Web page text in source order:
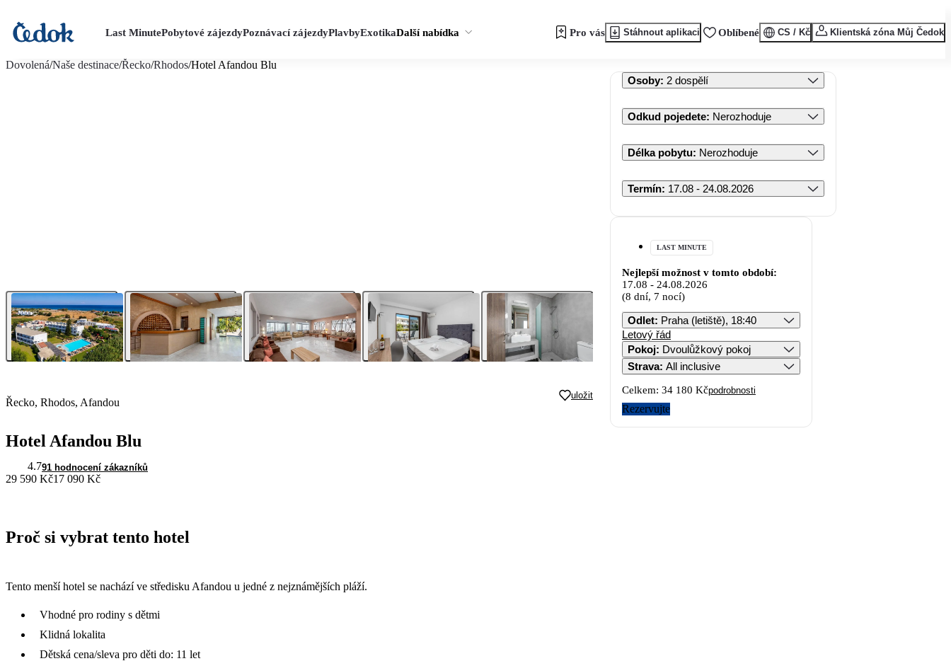
Last MinutePobytové zájezdyPoznávací zájezdyPlavbyExotikaDalší nabídka Pro vás Stáhnout aplikaci Oblíbené CS / Kč Klientská zóna Můj Čedok
Dovolená/Naše destinace/Řecko/Rhodos/Hotel Afandou Blu
Řecko, Rhodos, Afandou
uložit
Hotel Afandou Blu
4.791 hodnocení zákazníků
29 590 Kč17 090 Kč
Proč si vybrat tento hotel
Tento menší hotel se nachází ve středisku Afandou u jedné z nejznámějších pláží.
Vhodné pro rodiny s dětmi
Klidná lokalita
Dětská cena/sleva pro děti do: 11 let
Osoby: 2 dospělí
Odkud pojedete: Nerozhoduje
Délka pobytu: Nerozhoduje
Termín: 17.08 - 24.08.2026
LAST MINUTE
Nejlepší možnost v tomto období:
17.08 - 24.08.2026
(8 dní, 7 nocí)
Odlet: Praha (letiště), 18:40
Letový řád
Pokoj: Dvoulůžkový pokoj
Strava: All inclusive
Celkem: 34 180 Kčpodrobnosti
Rezervujte